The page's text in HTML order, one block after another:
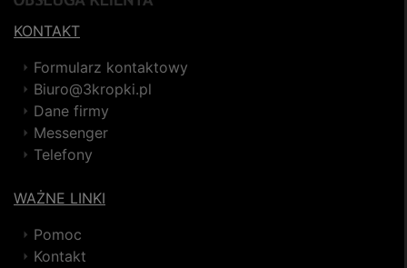
KONTAKT
Formularz kontaktowy
Biuro@3kropki.pl
Dane firmy
Messenger
Telefony
WAŻNE LINKI
Pomoc
Kontakt